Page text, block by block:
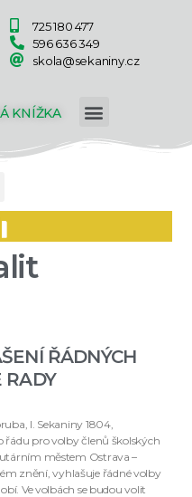
725 180 477
596 636 349
skola@sekaniny.cz
KNÍŽKA
ŘÁDNÝCH
RADY
I. Sekaniny 1804,
řádu pro volby členů školských
městem Ostrava –
znění, vyhlašuje řádné volby
Ve volbách se budou volit